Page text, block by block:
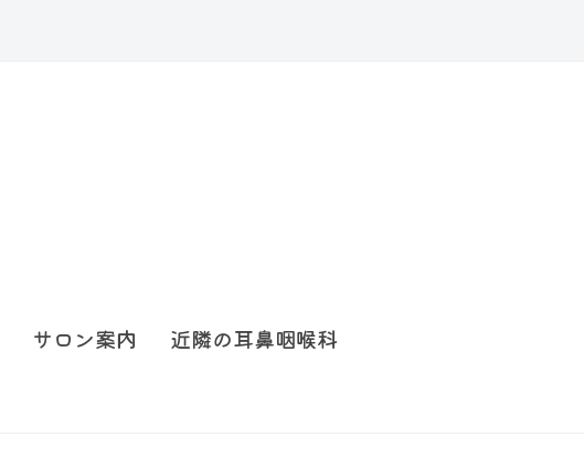
サロン案内
近隣の耳鼻咽喉科